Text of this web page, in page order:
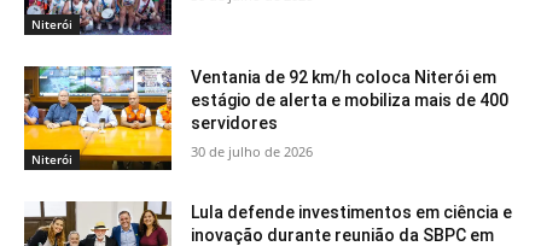
Niterói
Niterói
Ventania de 92 km/h coloca Niterói em
estágio de alerta e mobiliza mais de 400
servidores
30 de julho de 2026
Lula defende investimentos em ciência e
inovação durante reunião da SBPC em